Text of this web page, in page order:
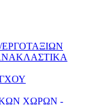
ΧΩΡΩΝ -